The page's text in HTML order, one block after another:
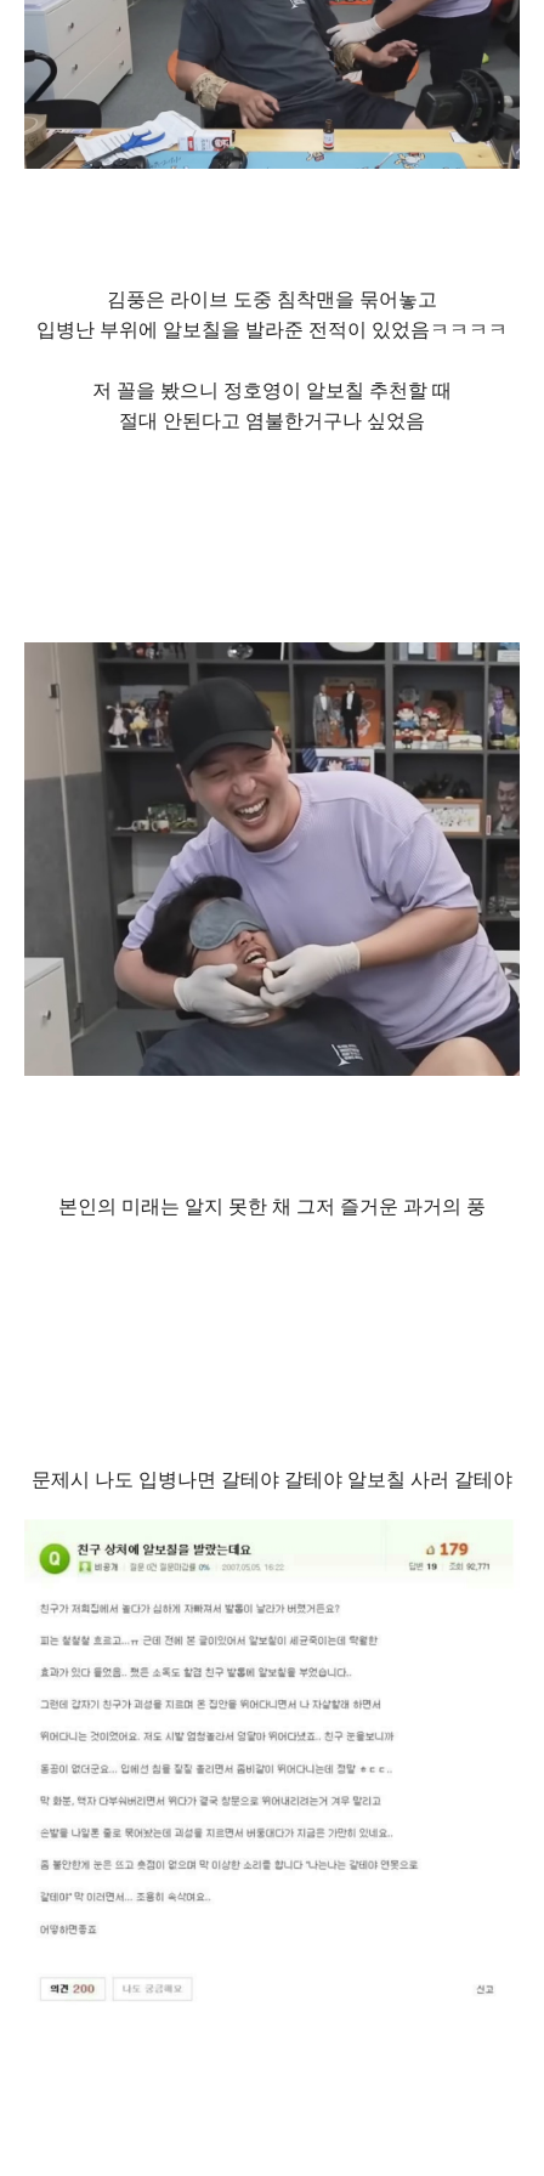
김풍은 라이브 도중 침착맨을 묶어놓고
입병난 부위에 알보칠을 발라준 전적이 있었음ㅋㅋㅋㅋ
저 꼴을 봤으니 정호영이 알보칠 추천할 때
절대 안된다고 염불한거구나 싶었음
본인의 미래는 알지 못한 채 그저 즐거운 과거의 풍
문제시 나도 입병나면 갈테야 갈테야 알보칠 사러 갈테야